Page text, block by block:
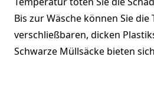
Bis zur Wäsche können Sie
verschließbaren, dicken
Schwarze Müllsäcke bieten